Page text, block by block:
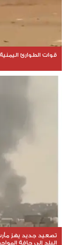
قوات الطوارئ
تصعيد جديد يهز
البلد إلى حافة